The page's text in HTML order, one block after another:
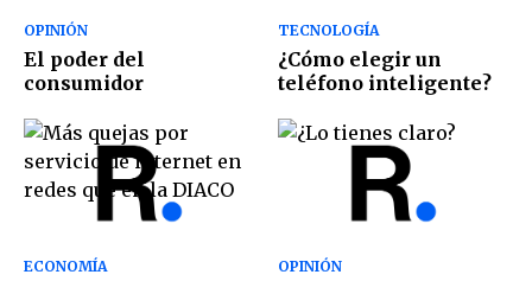
OPINIÓN
El poder del
consumidor
TECNOLOGÍA
¿Cómo elegir un
teléfono inteligente?
ECONOMÍA OPINIÓN